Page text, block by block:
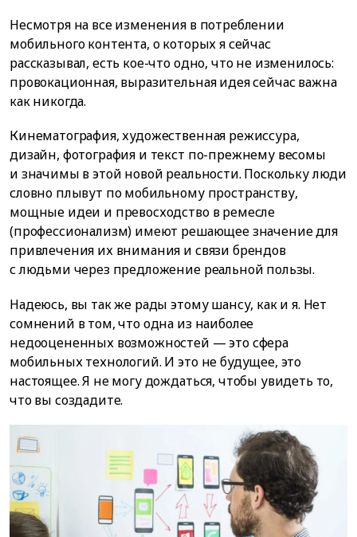
Несмотря на все изменения в потреблении
мобильного контента, о которых я сейчас
рассказывал, есть кое-что одно, что не изменилось:
провокационная, выразительная идея сейчас важна
как никогда.
Кинематография, художественная режиссура,
дизайн, фотография и текст по-прежнему весомы
и значимы в этой новой реальности. Поскольку люди
словно плывут по мобильному пространству,
мощные идеи и превосходство в ремесле
(профессионализм) имеют решающее значение для
привлечения их внимания и связи брендов
с людьми через предложение реальной пользы.
Надеюсь, вы так же рады этому шансу, как и я. Нет
сомнений в том, что одна из наиболее
недооцененных возможностей — это сфера
мобильных технологий. И это не будущее, это
настоящее. Я не могу дождаться, чтобы увидеть то,
что вы создадите.